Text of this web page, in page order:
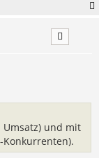
und mit
Konkurrenten).